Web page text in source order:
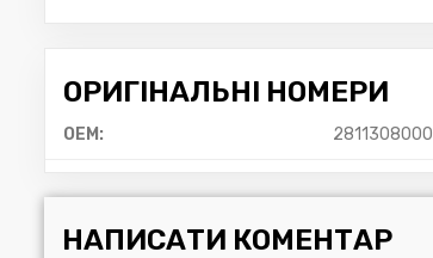
ОРИГІНАЛЬНІ НОМЕРИ
OEM: 2811308000
НАПИСАТИ КОМЕНТАР